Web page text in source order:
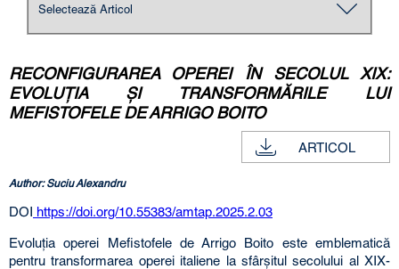
RECONFIGURAREA OPEREI ÎN SECOLUL XIX:
EVOLUŢIA ŞI TRANSFORMĂRILE LUI
MEFISTOFELE DE ARRIGO BOITO
ARTICOL
Author: Suciu Alexandru
DOI https://doi.org/10.55383/amtap.2025.2.03
Evoluţia operei Mefistofele de Arrigo Boito este emblematică
pentru transformarea operei italiene la sfârşitul secolului al XIX-